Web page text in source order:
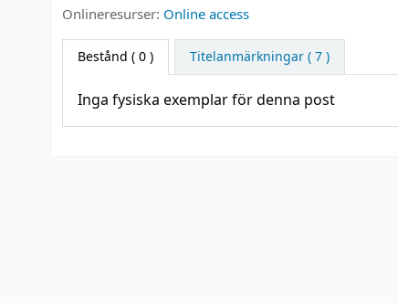
Onlineresurser: Online access
Bestånd ( 0 ) Titelanmärkningar ( 7 )
Inga fysiska exemplar för denna post